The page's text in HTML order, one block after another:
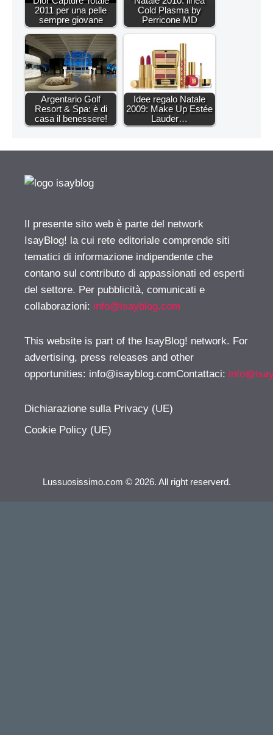
2011 per una pelle
sempre giovane
Cold Plasma by
Perricone MD
Argentario Golf
Resort & Spa: è di
casa il benessere!
Idee regalo Natale
2009: Make Up Estée
Lauder…
Il presente sito web è parte del network
IsayBlog! la cui rete editoriale comprende siti
tematici di informazione indipendente che
contano sul contributo di appassionati ed esperti
del settore. Per pubblicità, comunicati e
collaborazioni: info@isayblog.com
This website is part of the IsayBlog! network. For
advertising, press releases and other
opportunities: info@isayblog.comContattaci:
Dichiarazione sulla Privacy (UE)
Cookie Policy (UE)
Lussuosissimo.com © 2026. All right reserverd.